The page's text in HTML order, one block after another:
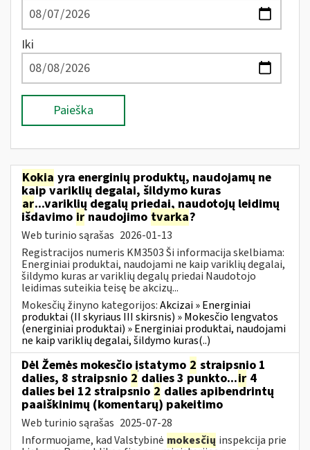
Iki
Paieška
Kokia yra energinių produktų, naudojamų ne
kaip variklių degalai, šildymo kuras
ar...variklių degalų priedai, naudotojų leidimų
išdavimo ir naudojimo tvarka?
Web turinio sąrašas 2026-01-13
Registracijos numeris KM3503 Ši informacija skelbiama:
Energiniai produktai, naudojami ne kaip variklių degalai,
šildymo kuras ar variklių degalų priedai Naudotojo
leidimas suteikia teisę be akcizų...
Mokesčių žinyno kategorijos:Akcizai » Energiniai
produktai (II skyriaus III skirsnis) » Mokesčio lengvatos
(energiniai produktai) » Energiniai produktai, naudojami
ne kaip variklių degalai, šildymo kuras(..)
Dėl Žemės mokesčio įstatymo 2 straipsnio 1
dalies, 8 straipsnio 2 dalies 3 punkto...ir 4
dalies bei 12 straipsnio 2 dalies apibendrintų
paaiškinimų (komentarų) pakeitimo
Web turinio sąrašas 2025-07-28
Informuojame, kad Valstybinė mokesčių inspekcija prie